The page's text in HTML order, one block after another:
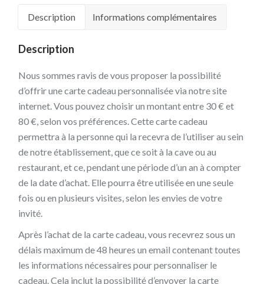
Description Informations complémentaires
Description
Nous sommes ravis de vous proposer la possibilité
d’offrir une carte cadeau personnalisée via notre site
internet. Vous pouvez choisir un montant entre 30 € et
80 €, selon vos préférences. Cette carte cadeau
permettra à la personne qui la recevra de l’utiliser au sein
de notre établissement, que ce soit à la cave ou au
restaurant, et ce, pendant une période d’un an à compter
de la date d’achat. Elle pourra être utilisée en une seule
fois ou en plusieurs visites, selon les envies de votre
invité.
Après l’achat de la carte cadeau, vous recevrez sous un
délais maximum de 48 heures un email contenant toutes
les informations nécessaires pour personnaliser le
cadeau. Cela inclut la possibilité d’envoyer la carte